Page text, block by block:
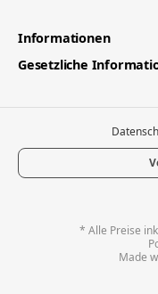
Informationen
Gesetzliche
* Alle Preise
Made